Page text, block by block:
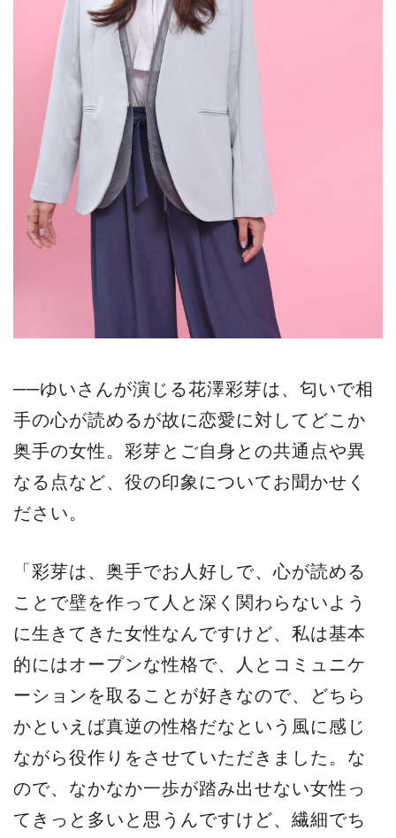
──ゆいさんが演じる花澤彩芽は、匂いで相
手の心が読めるが故に恋愛に対してどこか
奥手の女性。彩芽とご自身との共通点や異
なる点など、役の印象についてお聞かせく
ださい。
「彩芽は、奥手でお人好しで、心が読める
ことで壁を作って人と深く関わらないよう
に生きてきた女性なんですけど、私は基本
的にはオープンな性格で、人とコミュニケ
ーションを取ることが好きなので、どちら
かといえば真逆の性格だなという風に感じ
ながら役作りをさせていただきました。な
ので、なかなか一歩が踏み出せない女性っ
てきっと多いと思うんですけど、繊細でち